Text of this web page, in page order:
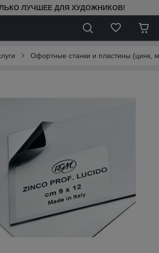
ЛУЧШЕЕ ДЛЯ ХУДОЖНИКОВ!
Офортные станки и пластины (цинк,